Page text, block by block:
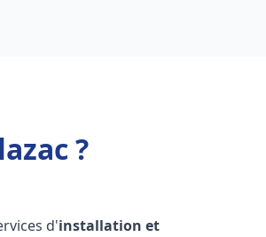
?
d'installation et